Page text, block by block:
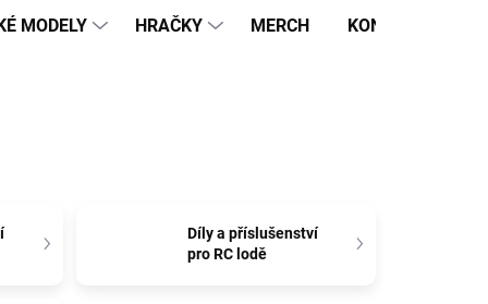
MODELY HRAČKY MERCH KONTAKTY
Díly a příslušenství
pro RC lodě